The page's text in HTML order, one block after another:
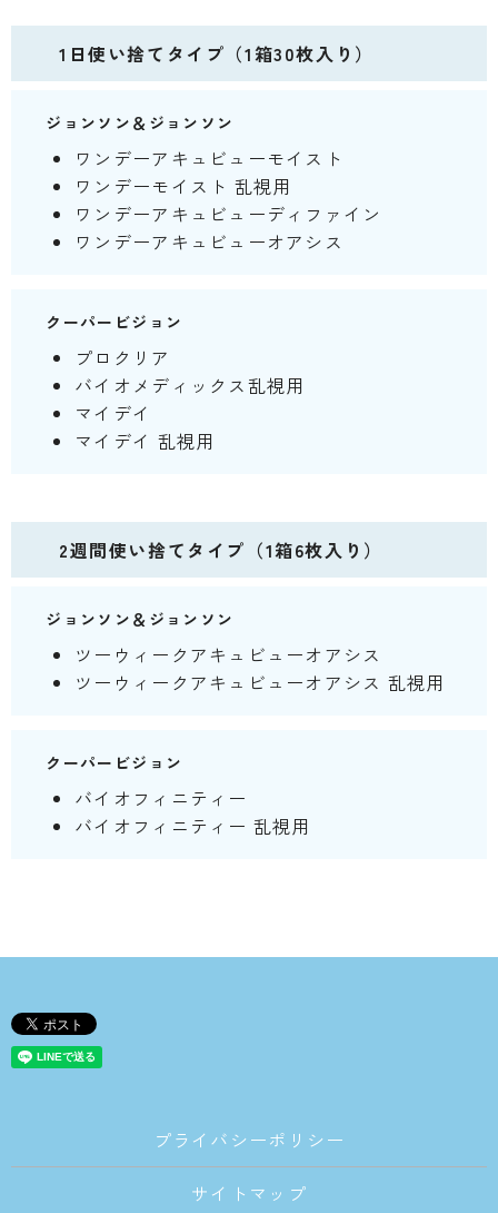
1日使い捨てタイプ（1箱30枚入り）
ジョンソン＆ジョンソン
ワンデーアキュビューモイスト
ワンデーモイスト 乱視用
ワンデーアキュビューディファイン
ワンデーアキュビューオアシス
クーパービジョン
プロクリア
バイオメディックス乱視用
マイデイ
マイデイ 乱視用
2週間使い捨てタイプ（1箱6枚入り）
ジョンソン＆ジョンソン
ツーウィークアキュビューオアシス
ツーウィークアキュビューオアシス 乱視用
クーパービジョン
バイオフィニティー
バイオフィニティー 乱視用
プライバシーポリシー
サイトマップ